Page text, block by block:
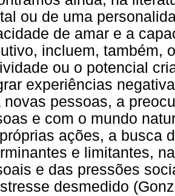
ou de uma
de amar e a
incluem, também,
ou o potencial
experiências
novas pessoas, a
e com o mundo
ações, a busca
e limitantes,
e das pressões
desmedido